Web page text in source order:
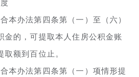
本办法第四条第（一）至（六）
金的，可提取本人住房公积金账
取额到百位止。
本办法第四条第（一）项情形提